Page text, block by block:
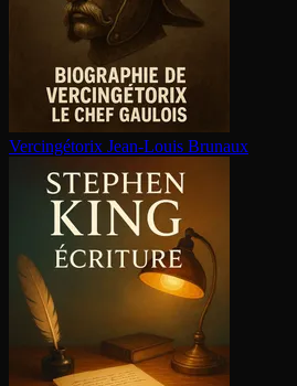
Ver­cin­gé­to­rix Jean-Louis Brunaux